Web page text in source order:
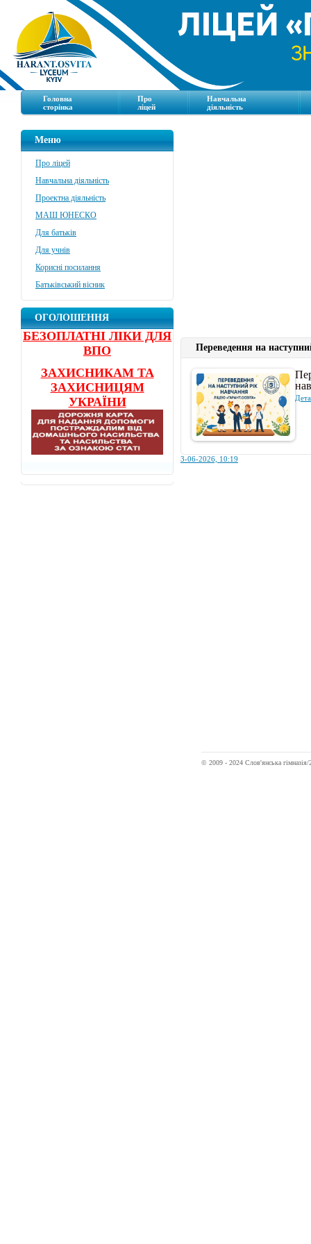
Головна
сторінка
Про
ліцей
Навчальна
діяльність
Меню
Про ліцей
Навчальна діяльність
Проектна діяльність
МАШ ЮНЕСКО
Для батьків
Для учнів
Корисні посилання
Батьківський вісник
ОГОЛОШЕННЯ
БЕЗОПЛАТНІ ЛІКИ ДЛЯ
ВПО
ЗАХИСНИКАМ ТА
ЗАХИСНИЦЯМ
УКРАЇНИ
Переведення на
3-06-2026, 10:19
© 2009 - 2024 Слов'янська